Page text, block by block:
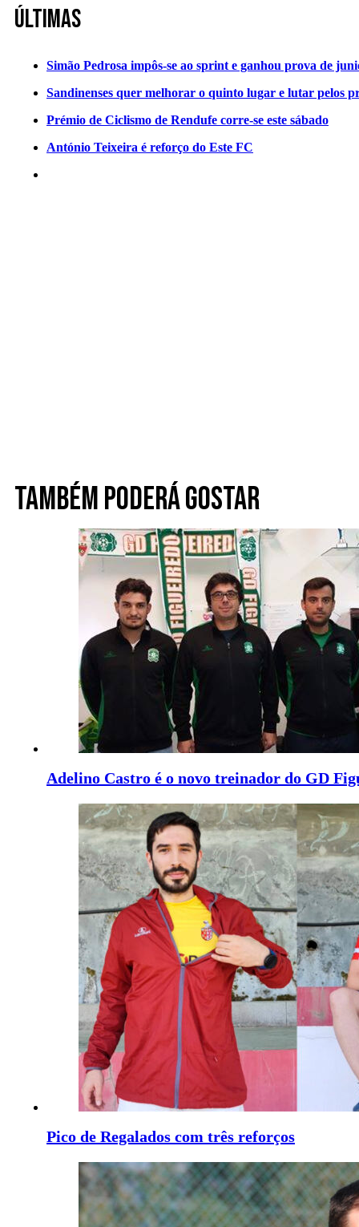
Últimas
Simão Pedrosa impôs-se ao sprint e ganhou prova de
Sandinenses quer melhorar o quinto lugar e lutar pelos
Prémio de Ciclismo de Rendufe corre-se este sábado
António Teixeira é reforço do Este FC
Também poderá gostar
Adelino Castro é o novo treinador do GD
Pico de Regalados com três reforços